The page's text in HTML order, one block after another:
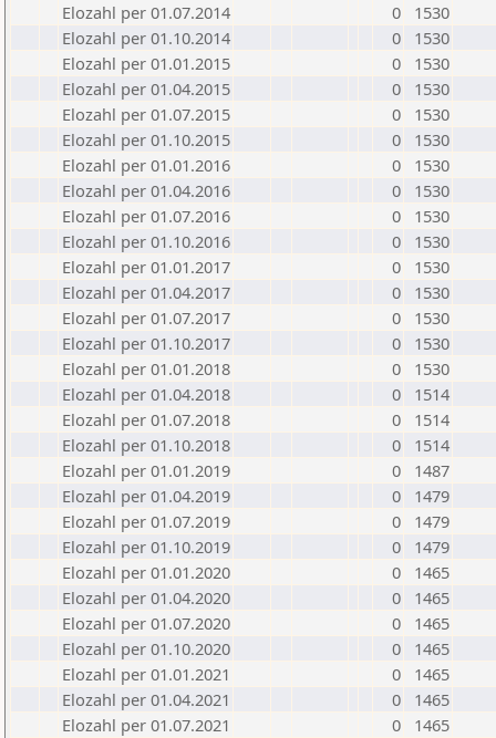
Elozahl per 01.07.2014
0
1530
Elozahl per 01.10.2014
0
1530
Elozahl per 01.01.2015
0
1530
Elozahl per 01.04.2015
0
1530
Elozahl per 01.07.2015
0
1530
Elozahl per 01.10.2015
0
1530
Elozahl per 01.01.2016
0
1530
Elozahl per 01.04.2016
0
1530
Elozahl per 01.07.2016
0
1530
Elozahl per 01.10.2016
0
1530
Elozahl per 01.01.2017
0
1530
Elozahl per 01.04.2017
0
1530
Elozahl per 01.07.2017
0
1530
Elozahl per 01.10.2017
0
1530
Elozahl per 01.01.2018
0
1530
Elozahl per 01.04.2018
0
1514
Elozahl per 01.07.2018
0
1514
Elozahl per 01.10.2018
0
1514
Elozahl per 01.01.2019
0
1487
Elozahl per 01.04.2019
0
1479
Elozahl per 01.07.2019
0
1479
Elozahl per 01.10.2019
0
1479
Elozahl per 01.01.2020
0
1465
Elozahl per 01.04.2020
0
1465
Elozahl per 01.07.2020
0
1465
Elozahl per 01.10.2020
0
1465
Elozahl per 01.01.2021
0
1465
Elozahl per 01.04.2021
0
1465
Elozahl per 01.07.2021
0
1465